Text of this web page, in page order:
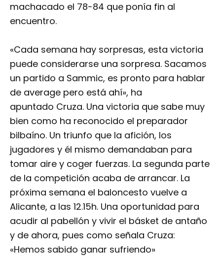
machacado el 78-84 que ponía fin al
encuentro.
«Cada semana hay sorpresas, esta victoria
puede considerarse una sorpresa. Sacamos
un partido a Sammic, es pronto para hablar
de average pero está ahí», ha
apuntado Cruza. Una victoria que sabe muy
bien como ha reconocido el preparador
bilbaíno. Un triunfo que la afición, los
jugadores y él mismo demandaban para
tomar aire y coger fuerzas. La segunda parte
de la competición acaba de arrancar. La
próxima semana el baloncesto vuelve a
Alicante, a las 12.15h. Una oportunidad para
acudir al pabellón y vivir el básket de antaño
y de ahora, pues como señala Cruza:
«Hemos sabido ganar sufriendo»